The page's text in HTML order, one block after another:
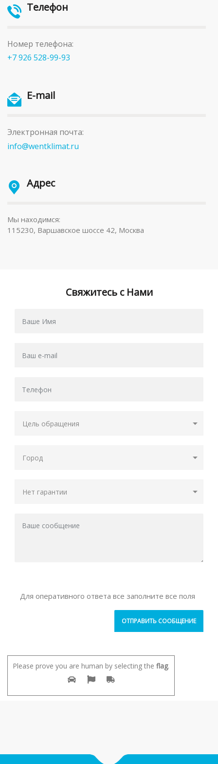
Телефон
Номер телефона:
+7 926 528-99-93
E-mail
Электронная почта:
info@wentklimat.ru
Адрес
Мы находимся:
115230, Варшавское шоссе 42, Москва
Свяжитесь с Нами
Для оперативного ответа все заполните все поля
Please prove you are human by selecting the flag.